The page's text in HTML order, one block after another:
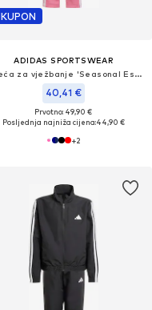
KUPON
ADIDAS SPORTSWEAR
Odjeća za vježbanje 'Seasonal Essentials Tiberio'
40,41 €
Prvotno: 49,90 €
Posljednja najniža cijena:44,90 €
+2